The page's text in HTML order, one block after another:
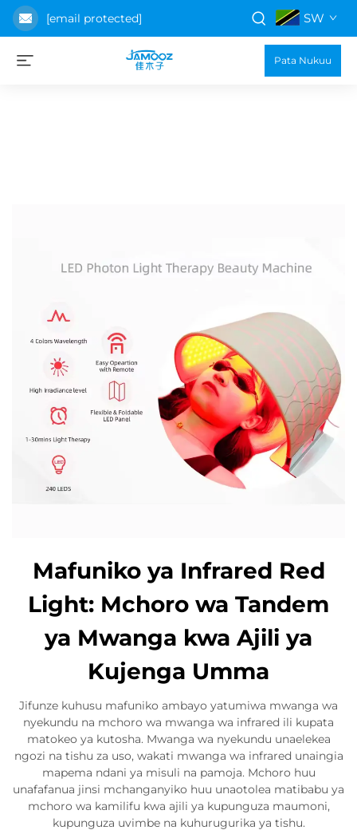
[email protected] SW
Pata Nukuu
Mafuniko ya Infrared Red
Light: Mchoro wa Tandem
ya Mwanga kwa Ajili ya
Kujenga Umma
Jifunze kuhusu mafuniko ambayo yatumiwa mwanga wa
nyekundu na mchoro wa mwanga wa infrared ili kupata
matokeo ya kutosha. Mwanga wa nyekundu unaelekea
ngozi na tishu za uso, wakati mwanga wa infrared unaingia
mapema ndani ya misuli na pamoja. Mchoro huu
unafafanua jinsi mchanganyiko huu unaotolea matibabu ya
mchoro wa kamilifu kwa ajili ya kupunguza maumoni,
kupunguza uvimbe na kuhurugurika ya tishu.